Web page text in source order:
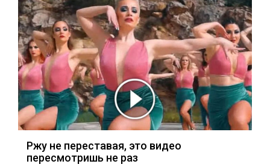
Ржу не переставая, это видео
пересмотришь не раз